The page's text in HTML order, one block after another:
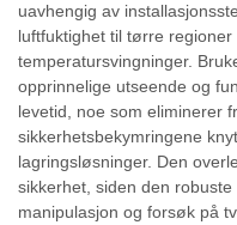
uavhengig av
luftfuktighet til tørre regioner
temperatursvingninger.
opprinnelige utseende og
levetid, noe som eliminerer
sikkerhetsbekymringene
lagringsløsninger. Den
sikkerhet, siden den
manipulasjon og forsøk på